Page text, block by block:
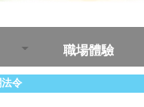
職場體驗
令